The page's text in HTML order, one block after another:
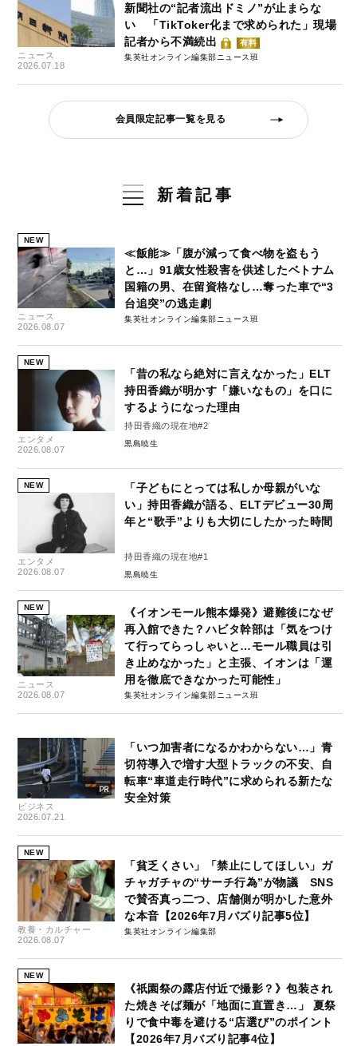
ニュース
2026.07.18
新聞社の“記者流出ドミノ”が止まらな
い 「TikToker化まで求められた」現場
記者から不満続出
有料
集英社オンライン編集部ニュース班
会員限定記事一覧を見る
新着記事
NEW
ニュース
2026.08.07
≪飯能≫「腹が減って食べ物を盗もう
と…」91歳女性殺害を供述したベトナム
国籍の男、在留資格なし…奪った車で“3
台追突”の逃走劇
集英社オンライン編集部ニュース班
NEW
エンタメ
2026.08.07
「昔の私なら絶対に言えなかった」ELT
持田香織が明かす「嫌いなもの」を口に
するようになった理由
持田香織の現在地#2
黒島暁生
NEW
エンタメ
2026.08.07
「子どもにとっては私しか母親がいな
い」持田香織が語る、ELTデビュー30周
年と“歌手”よりも大切にしたかった時間
持田香織の現在地#1
黒島暁生
NEW
ニュース
2026.08.07
《イオンモール熊本爆発》避難後になぜ
再入館できた？ハビタ幹部は「気をつけ
て行ってらっしゃいと…モール職員は引
き止めなかった」と主張、イオンは「運
用を徹底できなかった可能性」
集英社オンライン編集部ニュース班
ビジネス
2026.07.21
「いつ加害者になるかわからない…」青
切符導入で増す大型トラックの不安、自
転車“車道走行時代”に求められる新たな
安全対策
NEW
教養・カルチャー
2026.08.07
「貧乏くさい」「禁止にしてほしい」ガ
チャガチャの“サーチ行為”が物議 SNS
で賛否真っ二つ、店舗側が明かした意外
な本音【2026年7月バズり記事5位】
集英社オンライン編集部
NEW
《祇園祭の露店付近で撮影？》包装され
た焼きそば麺が「地面に直置き…」 夏祭
りで食中毒を避ける“店選び”のポイント
【2026年7月バズり記事4位】